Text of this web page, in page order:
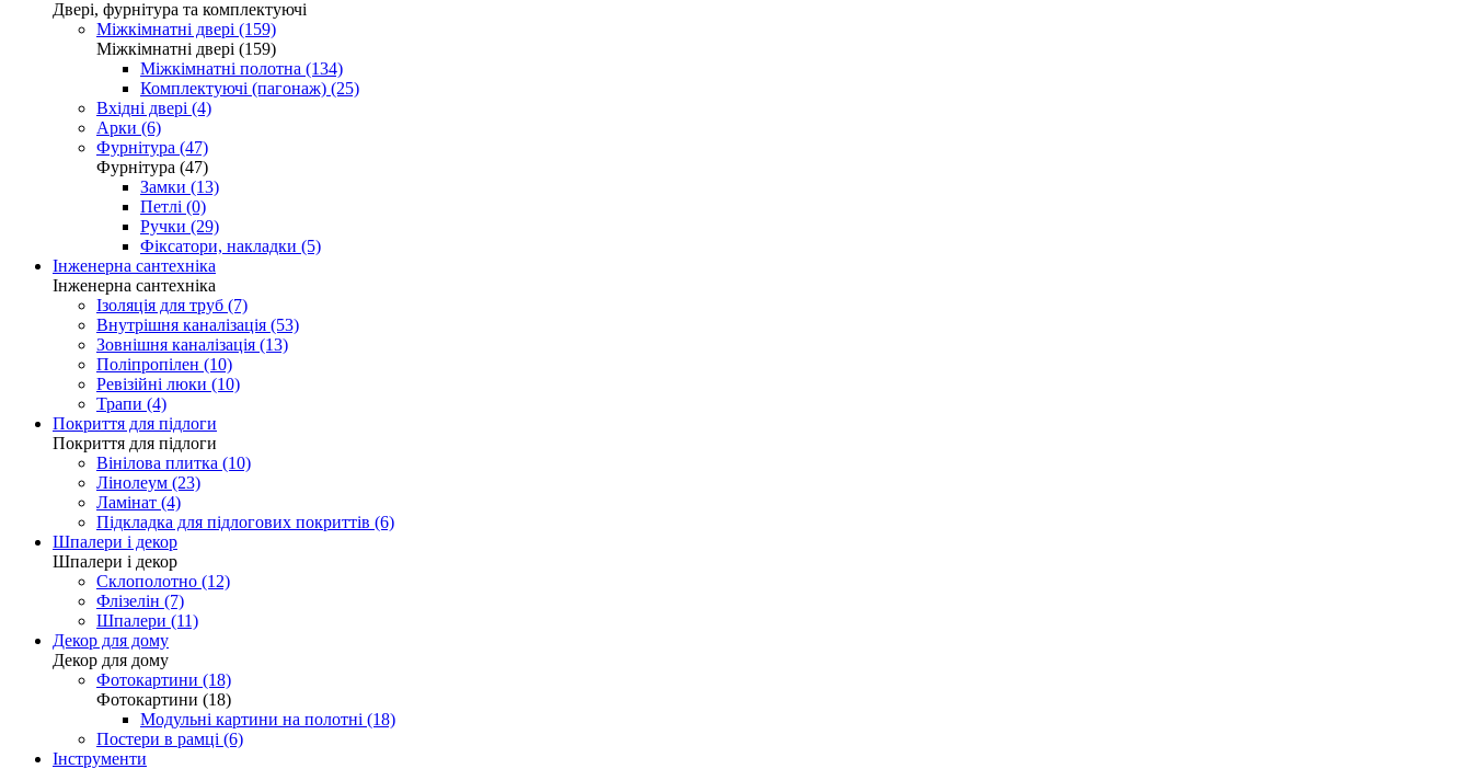
Двері, фурнітура та комплектуючі
Міжкімнатні двері (159)
Міжкімнатні двері (159)
Міжкімнатні полотна (134)
Комплектуючі (пагонаж) (25)
Вхідні двері (4)
Арки (6)
Фурнітура (47)
Фурнітура (47)
Замки (13)
Петлі (0)
Ручки (29)
Фіксатори, накладки (5)
Інженерна сантехніка
Інженерна сантехніка
Ізоляція для труб (7)
Внутрішня каналізація (53)
Зовнішня каналізація (13)
Поліпропілен (10)
Ревізійні люки (10)
Трапи (4)
Покриття для підлоги
Покриття для підлоги
Вінілова плитка (10)
Лінолеум (23)
Ламінат (4)
Підкладка для підлогових покриттів (6)
Шпалери і декор
Шпалери і декор
Склополотно (12)
Флізелін (7)
Шпалери (11)
Декор для дому
Декор для дому
Фотокартини (18)
Фотокартини (18)
Модульні картини на полотні (18)
Постери в рамці (6)
Інструменти